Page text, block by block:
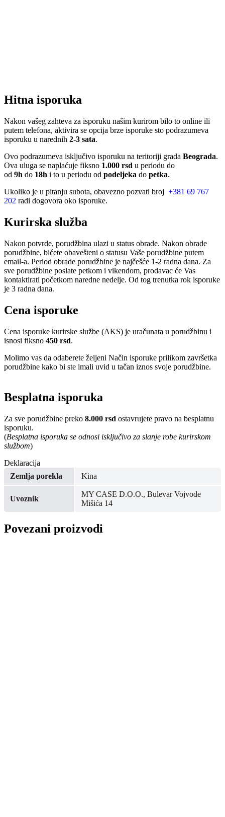
Hitna isporuka
Nakon vašeg zahteva za isporuku našim kurirom bilo to online ili
putem telefona, aktivira se opcija brze isporuke sto podrazumeva
isporuku u narednih 2-3 sata.
Ovo podrazumeva isključivo isporuku na teritoriji grada Beograda.
Ova uluga se naplaćuje fiksno 1.000 rsd u periodu do
od 9h do 18h i to u periodu od podeljeka do petka.
Ukoliko je u pitanju subota, obavezno pozvati broj +381 69 767
202 radi dogovora oko isporuke.
Kurirska služba
Nakon potvrde, porudžbina ulazi u status obrade. Nakon obrade
porudžbine, bićete obavešteni o statusu Vaše porudžbine putem
email-a. Period obrade porudžbine je najčešće 1-2 radna dana. Za
sve porudžbine poslate petkom i vikendom, prodavac će Vas
kontaktirati početkom naredne nedelje. Od tog trenutka rok isporuke
je 3 radna dana.
Cena isporuke
Cena isporuke kurirske službe (AKS) je uračunata u porudžbinu i
isnosi fiksno 450 rsd.
Molimo vas da odaberete željeni Način isporuke prilikom završetka
porudžbine kako bi ste imali uvid u tačan iznos svoje porudžbine.
Besplatna isporuka
Za sve porudžbine preko 8.000 rsd ostavrujete pravo na besplatnu
isporuku.
(Besplatna isporuka se odnosi isključivo za slanje robe kurirskom
službom)
Deklaracija
Zemlja porekla
Kina
Uvoznik
MY CASE D.O.O., Bulevar Vojvode
Mišića 14
Povezani proizvodi